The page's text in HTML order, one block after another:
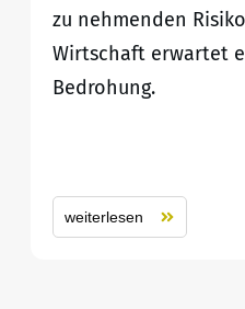
zu nehmenden
Wirtschaft erwartet
Bedrohung.
weiterlesen